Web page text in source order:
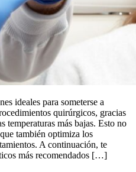
ideales para someterse a
quirúrgicos, gracias
temperaturas más bajas. Esto no
también optimiza los
A continuación, te
más recomendados […]